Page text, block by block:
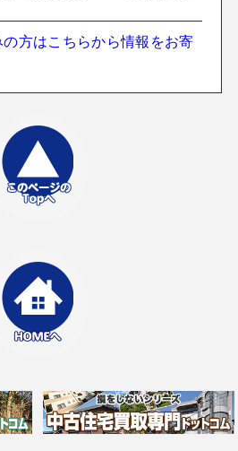
方はこちらから情報をお寄